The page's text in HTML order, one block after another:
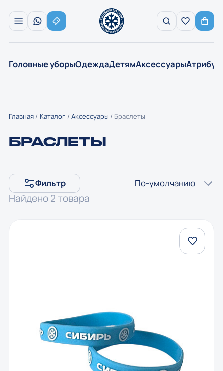
Головные уборыОдеждаДетямАксессуары
Главная Каталог Аксессуары Браслеты
БРАСЛЕТЫ
Фильтр По-умолчанию
Найдено 2 товара